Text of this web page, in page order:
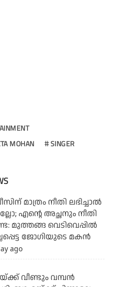
MOHAN SINGER
മാത്രം നീതി ലഭിച്ചാല്‍
എന്റെ അച്ഛനും നീതി
മുത്തങ്ങ വെടിവെപ്പില്‍
ജോഗിയുടെ മകന്‍
ago
വീണ്ടും വമ്പന്‍